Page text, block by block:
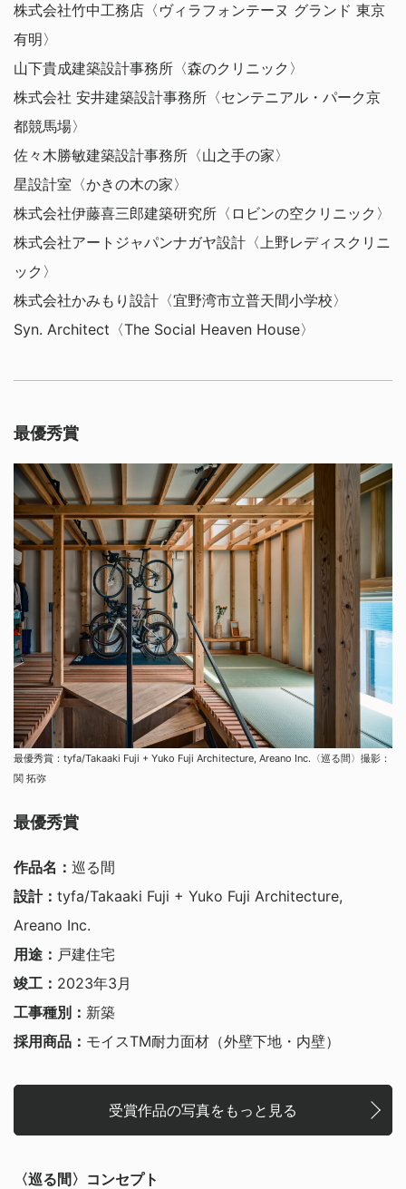
株式会社竹中工務店〈ヴィラフォンテーヌ グランド 東京
有明〉
山下貴成建築設計事務所〈森のクリニック〉
株式会社 安井建築設計事務所〈センテニアル・パーク京
都競馬場〉
佐々木勝敏建築設計事務所〈山之手の家〉
星設計室〈かきの木の家〉
株式会社伊藤喜三郎建築研究所〈ロビンの空クリニック〉
株式会社アートジャパンナガヤ設計〈上野レディスクリニ
ック〉
株式会社かみもり設計〈宜野湾市立普天間小学校〉
Syn. Architect〈The Social Heaven House〉
最優秀賞
最優秀賞：tyfa/Takaaki Fuji + Yuko Fuji Architecture, Areano Inc.〈巡る間〉撮影：
関 拓弥
最優秀賞
作品名： 巡る間
設計： tyfa/Takaaki Fuji + Yuko Fuji Architecture,
Areano Inc.
用途： 戸建住宅
竣工： 2023年3月
工事種別： 新築
採用商品： モイスTM耐力面材（外壁下地・内壁）
受賞作品の写真をもっと見る
〈巡る間〉コンセプト